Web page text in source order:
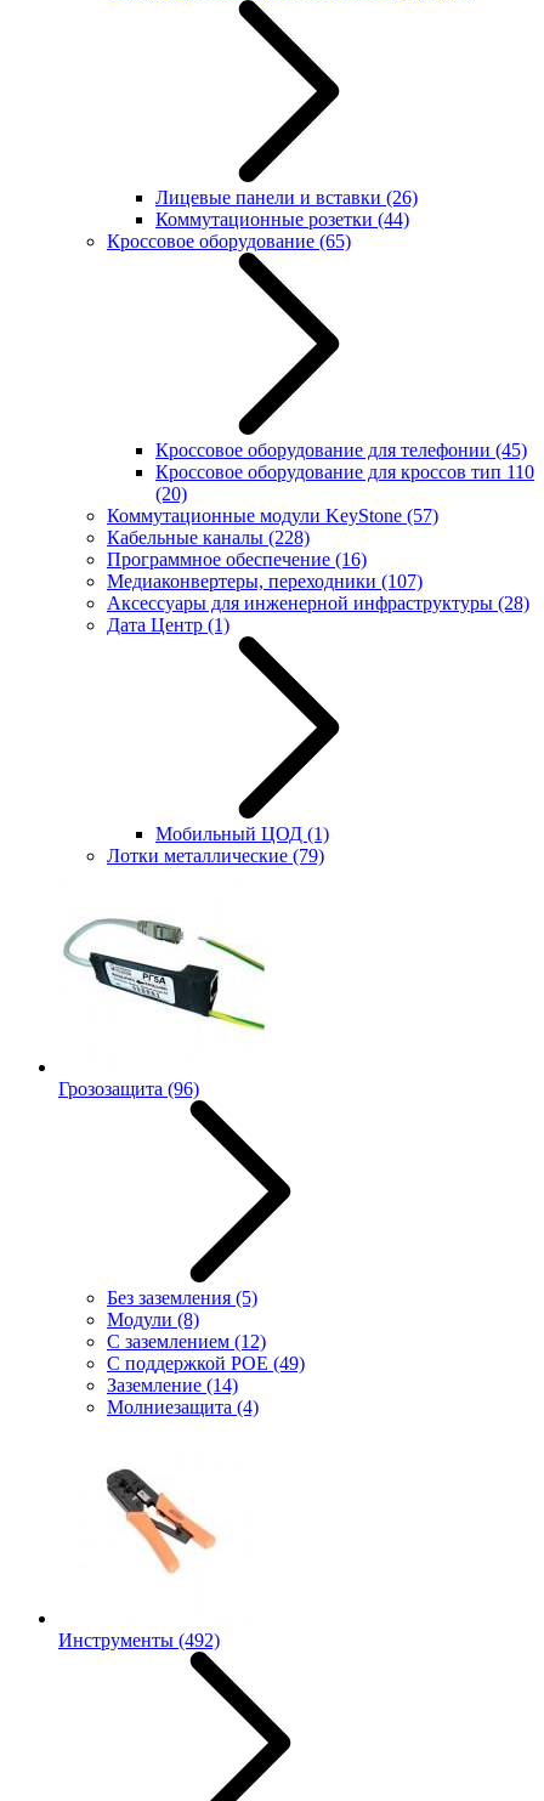
Лицевые панели и вставки (26)
Коммутационные розетки (44)
Кроссовое оборудование (65)
Кроссовое оборудование для телефонии (45)
Кроссовое оборудование для кроссов тип 110
(20)
Коммутационные модули KeyStone (57)
Кабельные каналы (228)
Программное обеспечение (16)
Медиаконвертеры, переходники (107)
Аксессуары для инженерной инфраструктуры (28)
Дата Центр (1)
Мобильный ЦОД (1)
Лотки металлические (79)
Грозозащита (96)
Без заземления (5)
Модули (8)
С заземлением (12)
С поддержкой POE (49)
Заземление (14)
Молниезащита (4)
Инструменты (492)